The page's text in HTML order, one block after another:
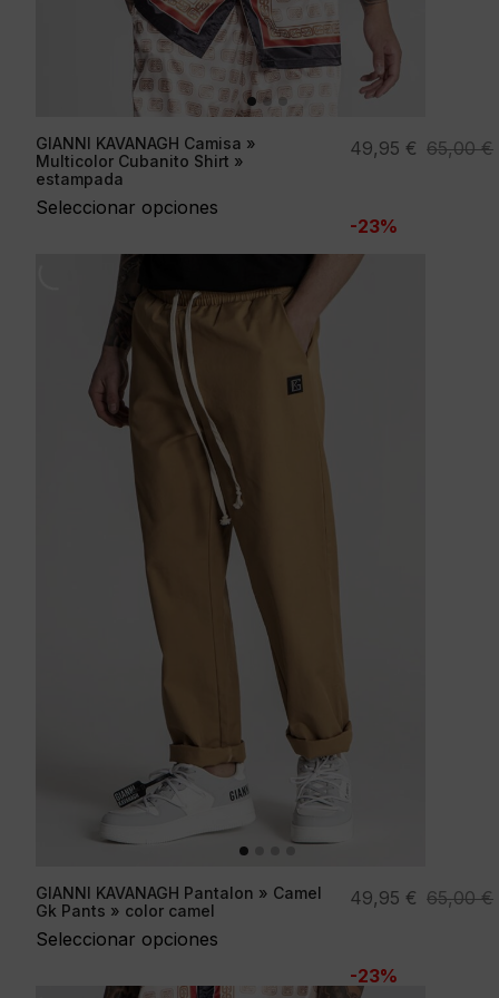
GIANNI KAVANAGH Camisa »
Multicolor Cubanito Shirt »
estampada
Seleccionar opciones
65,00€
El
era:
65,00 €.
49,95 €
El
es:
49,95 €.
-23%
GIANNI KAVANAGH Pantalon » Camel
Gk Pants » color camel
Seleccionar opciones
65,00€
El
era:
49,95 €
El
es:
-23%